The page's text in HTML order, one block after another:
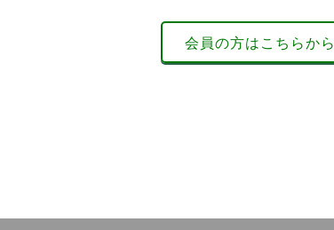
会員の方はこちらから